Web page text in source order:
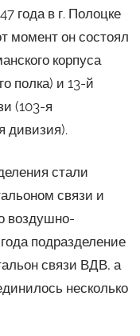
года в г. Полоцке
момент он состоял
корпуса
полка) и 13-й
(103-я
дивизия).
стали
связи и
воздушно-
подразделение
связи ВДВ, а
несколько